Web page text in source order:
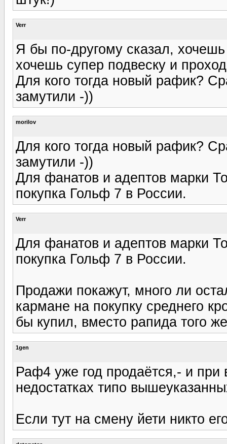
Verr
Я бы по-другому сказал,
хочешь супер подвеску и
Для кого тогда новый рафик?
замутили -))
morilov
Для кого тогда новый рафик?
замутили -))
Для фанатов и адептов марки
покупка Гольф 7 в России.
Verr
Для фанатов и адептов марки
покупка Гольф 7 в России.
Продажи покажут, много ли
кармане на покупку среднего
бы купил, вместо рапида того
1gen
Раф4 уже год продаётся,- и при
недостатках типо
Если тут на смену йети никто